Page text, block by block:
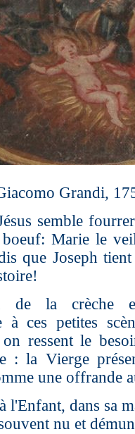
Grandi,
semble
Marie le
que Joseph
de la crèche
à ces petites
ressent le
: la Vierge
une offrande
l'Enfant, dans sa
nu et